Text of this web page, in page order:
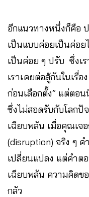
อีกแนวทางหนึ่งก็คือ
เป็นแบบค่อยเป็นค่อย
เป็นค่อย ๆ ปรับ ซึ่งเ
เราเคยต่อสู้กันในเรื่
ก่อนเลือกตั้ง” แต่ตอ
ซึ่งไม่สอดรับกับโลกปั
เฉียบพลัน เมื่อคุณเจ
(disruption) จริง ๆ ค
เปลี่ยนแปลง แต่คำตอ
เฉียบพลัน ความคิดข
กลัว